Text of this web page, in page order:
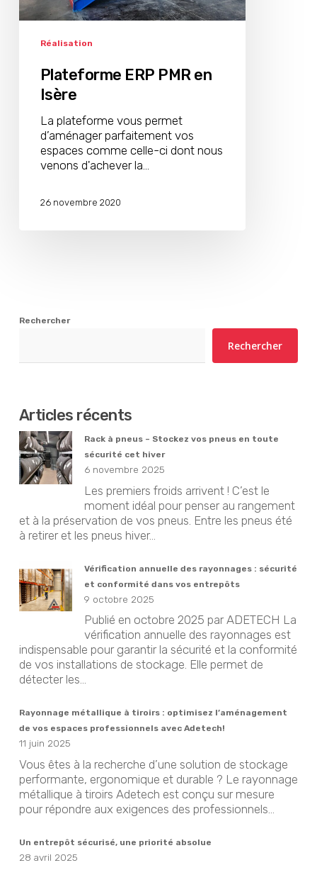
Réalisation
Plateforme ERP PMR en
Isère
La plateforme vous permet
d’aménager parfaitement vos
espaces comme celle-ci dont nous
venons d'achever la…
26 novembre 2020
Rechercher
Rechercher
Articles récents
Rack à pneus – Stockez vos pneus en toute
sécurité cet hiver
6 novembre 2025
Les premiers froids arrivent ! C’est le
moment idéal pour penser au rangement
et à la préservation de vos pneus. Entre les pneus été
à retirer et les pneus hiver...
Vérification annuelle des rayonnages : sécurité
et conformité dans vos entrepôts
9 octobre 2025
Publié en octobre 2025 par ADETECH La
vérification annuelle des rayonnages est
indispensable pour garantir la sécurité et la conformité
de vos installations de stockage. Elle permet de
détecter les...
Rayonnage métallique à tiroirs : optimisez l’aménagement
de vos espaces professionnels avec Adetech!
11 juin 2025
Vous êtes à la recherche d’une solution de stockage
performante, ergonomique et durable ? Le rayonnage
métallique à tiroirs Adetech est conçu sur mesure
pour répondre aux exigences des professionnels...
Un entrepôt sécurisé, une priorité absolue
28 avril 2025